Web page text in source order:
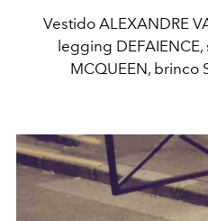
Vestido ALEXANDRE
legging DEFAIENCE,
MCQUEEN, brinco